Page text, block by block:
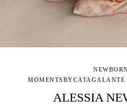
MOMENTSBYCATAGALANTE
ALESSIA